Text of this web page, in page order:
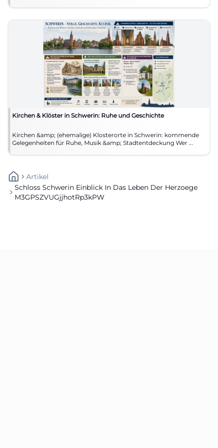
Kirchen & Klöster in Schwerin: Ruhe und Geschichte
Kirchen &amp; (ehemalige) Klosterorte in Schwerin: kommende
Gelegenheiten für Ruhe, Musik &amp; Stadtentdeckung Wer ...
Artikel
Schloss Schwerin Einblick In Das Leben Der Herzoege
M3GPSZVUGjjhotRp3kPW